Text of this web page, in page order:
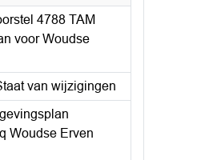
4788 TAM
voor Woudse
van wijzigingen
Woudse Erven